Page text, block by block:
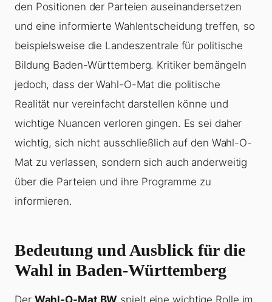
den Positionen der Parteien auseinandersetzen
und eine informierte Wahlentscheidung treffen, so
beispielsweise die Landeszentrale für politische
Bildung Baden-Württemberg. Kritiker bemängeln
jedoch, dass der Wahl-O-Mat die politische
Realität nur vereinfacht darstellen könne und
wichtige Nuancen verloren gingen. Es sei daher
wichtig, sich nicht ausschließlich auf den Wahl-O-
Mat zu verlassen, sondern sich auch anderweitig
über die Parteien und ihre Programme zu
informieren.
Bedeutung und Ausblick für die
Wahl in Baden-Württemberg